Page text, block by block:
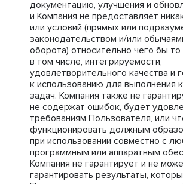
документацию, улучшения и
и Компания не предоставляет
или условий (прямых или
законодательством и/или
оборота) относительно чего бы
в том числе, интегрируемости,
удовлетворительного качества и
к использованию для выполнения
задач. Компания также не
не содержат ошибок, будет
требованиям Пользователя, или
функционировать должным
при использовании совместно с
программным или аппаратным
Компания не гарантирует и не
гарантировать результаты,